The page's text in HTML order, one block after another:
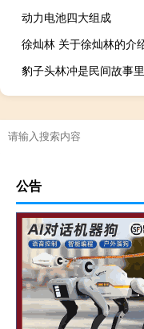
动力电池四大组成
徐灿林 关于徐灿林的介
公告